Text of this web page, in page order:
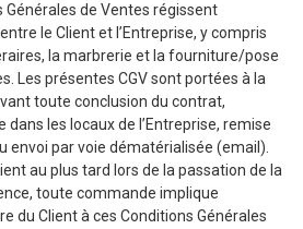
Générales de Ventes régissent
le Client et l’Entreprise, y compris
la marbrerie et la fourniture/pose
Les présentes CGV sont portées à la
toute conclusion du contrat,
les locaux de l’Entreprise, remise
envoi par voie dématérialisée (email).
au plus tard lors de la passation de la
toute commande implique
du Client à ces Conditions Générales